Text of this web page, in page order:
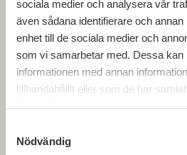
sociala medier och analysera vår
även sådana identifierare och
enhet till de sociala medier och
som vi samarbetar med. Dessa kan
informationen med annan
tillhandahållit eller som de har
deras tjänster.
Nödvändig